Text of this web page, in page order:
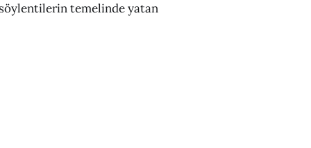
temelinde yatan